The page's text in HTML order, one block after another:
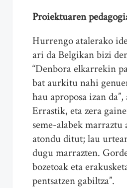
Proiektuaren
Hurrengo atalerako
ari da Belgikan bizi
“Denbora elkarrekin
bat aurkitu nahi
hau aproposa izan
Errastik, eta zera
seme-alabek
atondu ditut; lau
dugu marrazten.
bozetoak eta
pentsatzen gabiltza”.